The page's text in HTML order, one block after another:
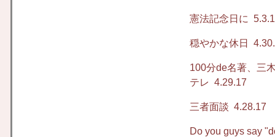
憲法記念日に
穏やかな休日
100分de名著、三
テレ 4.29.17
三者面談 4.28.17
Do you guys say